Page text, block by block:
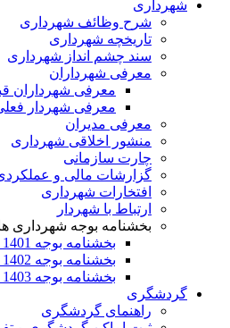
شهرداری
شرح وظائف شهرداری
تاریخچه شهرداری
سند چشم انداز شهرداری
معرفی شهرداران
معرفی شهرداران
معرفی شهردار
معرفی مدیران
منشور اخلاقی شهرداری
چارت سازمانی
گزارشات مالی و
افتخارات شهرداری
ارتباط با شهردار
بخشنامه بوجه شهرداری
بخشنامه بوجه 1401 شهرداری ها
بخشنامه بوجه 1402 شهرداری ها
بخشنامه بوجه 1403 شهرداری ها
گردشگری
راهنمای گردشگری